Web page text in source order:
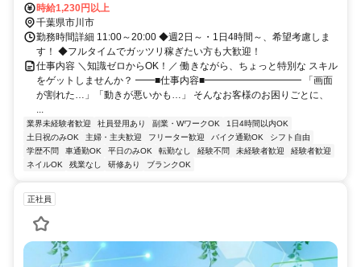
時給1,230円以上
千葉県市川市
勤務時間詳細 11:00～20:00 ◆週2日～・1日4時間～、希望考慮しま
す！ ◆フルタイムでガッツリ稼ぎたい方も大歓迎！
仕事内容 ＼知識ゼロからOK！／ 働きながら、ちょっと特別な スキル
をゲットしませんか？ ━━■仕事内容■━━━━━━━━━━ 「画面
が割れた…」「動きが悪いかも…」 そんなお客様のお困りごとに、
...
業界未経験者歓迎 社員登用あり 副業・WワークOK
1日4時間以内OK
土日祝のみOK
主婦・主夫歓迎 フリーター歓迎 バイク通勤OK
シフト自由
学歴不問
車通勤OK 平日のみOK 転勤なし 経験不問 未経験者歓迎
経験者歓迎
ネイルOK
残業なし 研修あり ブランクOK
正社員